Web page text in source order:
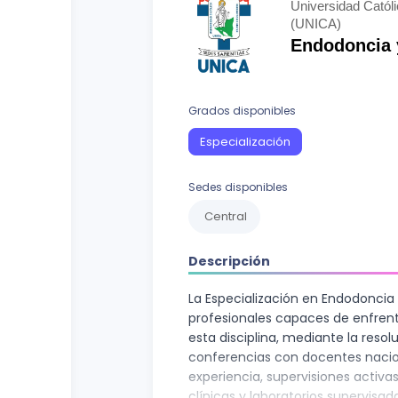
Ingenierías y Arquitectura
Universidad
(UNICA)
Grados disponibles
Especialización
Sedes disponibles
Central
Descripción
La Especialización en
profesionales capaces de
esta disciplina, mediante la
conferencias con docentes
experiencia, supervisiones